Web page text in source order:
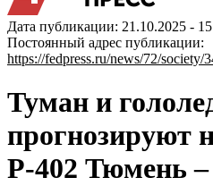
Дата публикации: 21.10.2025 -
Постоянный адрес публикации:
https://fedpress.ru/news/72/society/
Туман и
прогнозируют
Р-402 Тюмень